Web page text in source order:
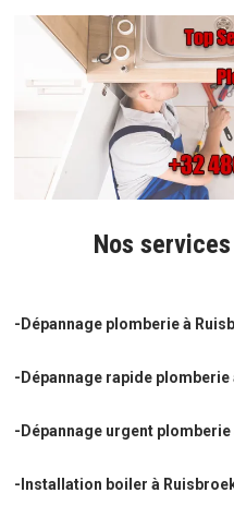
Nos
-Dépannage plomberie à
-Dépannage rapide plomberie
-Dépannage urgent
-Installation boiler à